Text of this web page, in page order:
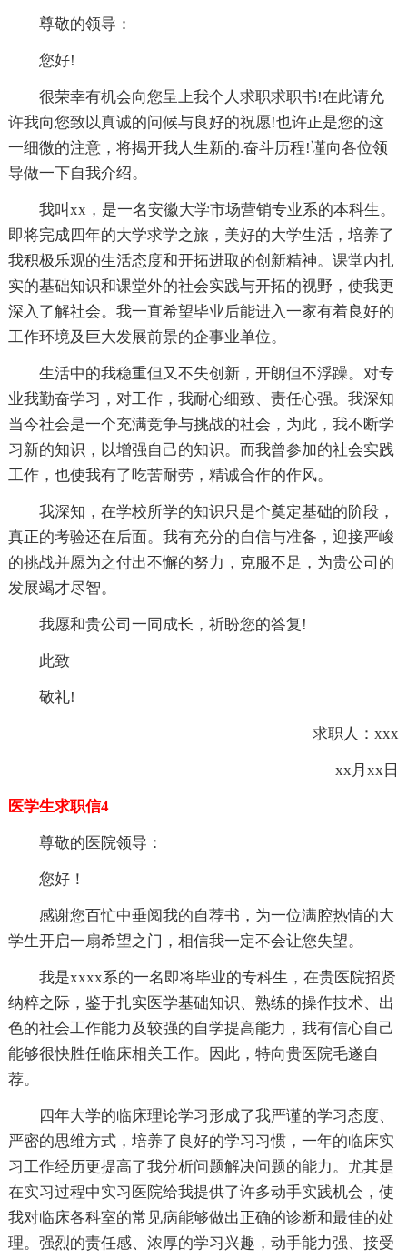
尊敬的领导：
您好!
很荣幸有机会向您呈上我个人求职求职书!在此请允
许我向您致以真诚的问候与良好的祝愿!也许正是您的这
一细微的注意，将揭开我人生新的.奋斗历程!谨向各位领
导做一下自我介绍。
我叫xx，是一名安徽大学市场营销专业系的本科生。
即将完成四年的大学求学之旅，美好的大学生活，培养了
我积极乐观的生活态度和开拓进取的创新精神。课堂内扎
实的基础知识和课堂外的社会实践与开拓的视野，使我更
深入了解社会。我一直希望毕业后能进入一家有着良好的
工作环境及巨大发展前景的企事业单位。
生活中的我稳重但又不失创新，开朗但不浮躁。对专
业我勤奋学习，对工作，我耐心细致、责任心强。我深知
当今社会是一个充满竞争与挑战的社会，为此，我不断学
习新的知识，以增强自己的知识。而我曾参加的社会实践
工作，也使我有了吃苦耐劳，精诚合作的作风。
我深知，在学校所学的知识只是个奠定基础的阶段，
真正的考验还在后面。我有充分的自信与准备，迎接严峻
的挑战并愿为之付出不懈的努力，克服不足，为贵公司的
发展竭才尽智。
我愿和贵公司一同成长，祈盼您的答复!
此致
敬礼!
求职人：xxx
xx月xx日
医学生求职信4
尊敬的医院领导：
您好！
感谢您百忙中垂阅我的自荐书，为一位满腔热情的大
学生开启一扇希望之门，相信我一定不会让您失望。
我是xxxx系的一名即将毕业的专科生，在贵医院招贤
纳粹之际，鉴于扎实医学基础知识、熟练的操作技术、出
色的社会工作能力及较强的自学提高能力，我有信心自己
能够很快胜任临床相关工作。因此，特向贵医院毛遂自
荐。
四年大学的临床理论学习形成了我严谨的学习态度、
严密的思维方式，培养了良好的学习习惯，一年的临床实
习工作经历更提高了我分析问题解决问题的能力。尤其是
在实习过程中实习医院给我提供了许多动手实践机会，使
我对临床各科室的常见病能够做出正确的诊断和最佳的处
理。强烈的责任感、浓厚的学习兴趣，动手能力强、接受